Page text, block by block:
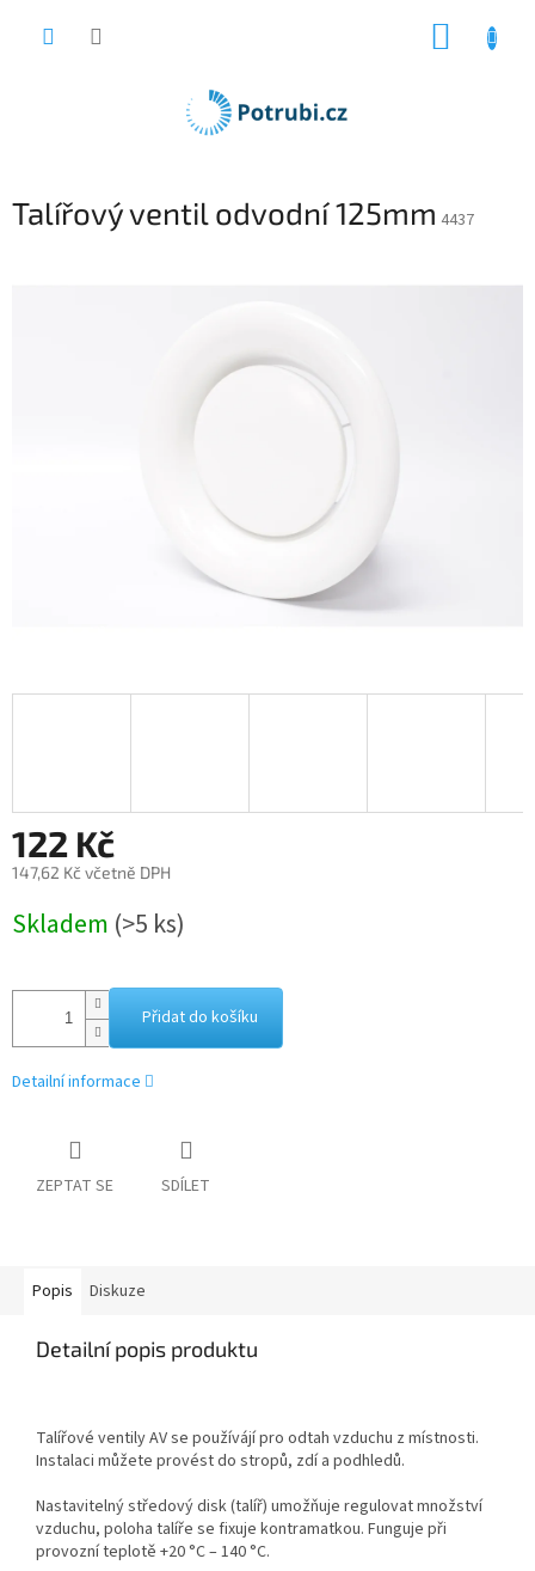
Talířový ventil odvodní 125mm 4437
122 Kč
147,62 Kč včetně DPH
cena:
Skladem (>5 ks)
Přidat do košíku
Detailní informace
ZEPTAT SE SDÍLET
Popis Diskuze
Detailní popis produktu
Talířové ventily AV se používájí pro odtah vzduchu z místnosti.
Instalaci můžete provést do stropů, zdí a podhledů.
Nastavitelný středový disk (talíř) umožňuje regulovat množství
vzduchu, poloha talíře se fixuje kontramatkou. Funguje při
provozní teplotě +20 °C – 140 °C.